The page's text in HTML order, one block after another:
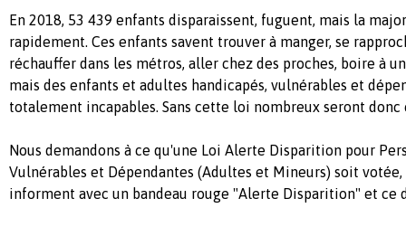
En 2018, 53 439 enfants disparaissent, fuguent, mais la
rapidement. Ces enfants savent trouver à manger, se
réchauffer dans les métros, aller chez des proches, boire à
mais des enfants et adultes handicapés, vulnérables et
totalement incapables. Sans cette loi nombreux seront donc
Nous demandons à ce qu'une Loi Alerte Disparition pour
Vulnérables et Dépendantes (Adultes et Mineurs) soit
informent avec un bandeau rouge "Alerte Disparition" et ce